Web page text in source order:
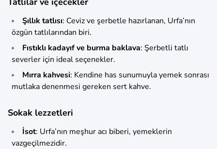
Şıllık tatlısı: Ceviz ve şerbetle hazırlanan, Urfa’nın
özgün tatlılarından biri.
Fıstıklı kadayıf ve burma baklava: Şerbetli tatlı
severler için ideal seçenekler.
Mırra kahvesi: Kendine has sunumuyla yemek sonrası
mutlaka denenmesi gereken sert kahve.
Sokak lezzetleri
İsot: Urfa’nın meşhur acı biberi, yemeklerin
vazgeçilmezidir.